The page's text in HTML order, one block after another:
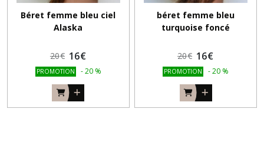
Béret femme bleu ciel
Alaska
20€ 16€
PROMOTION -20 %
béret femme bleu
turquoise foncé
20€ 16€
PROMOTION -20 %